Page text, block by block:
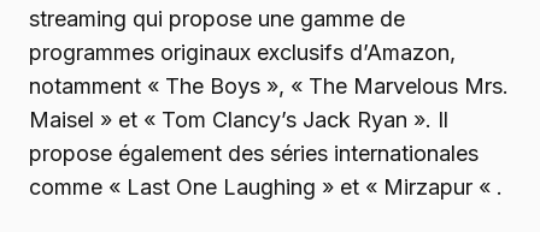
streaming qui propose une gamme de
programmes originaux exclusifs d’Amazon,
notamment « The Boys », « The Marvelous Mrs.
Maisel » et « Tom Clancy’s Jack Ryan ». Il
propose également des séries internationales
comme « Last One Laughing » et « Mirzapur « .